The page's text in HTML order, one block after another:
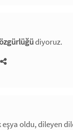
diyoruz.
oldu, dileyen